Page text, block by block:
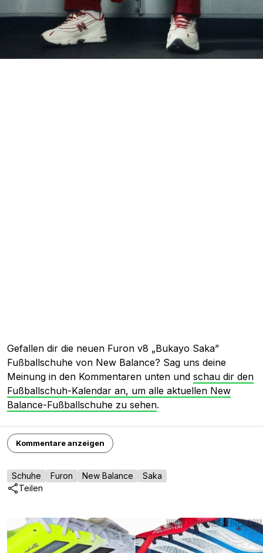
Gefallen dir die neuen Furon v8 „Bukayo Saka”
Fußballschuhe von New Balance? Sag uns deine
Meinung in den Kommentaren unten und schau dir den
Fußballschuh-Kalendar an, um alle aktuellen New
Balance-Fußballschuhe zu sehen.
Kommentare anzeigen
Schuhe Furon New Balance
Saka
Teilen